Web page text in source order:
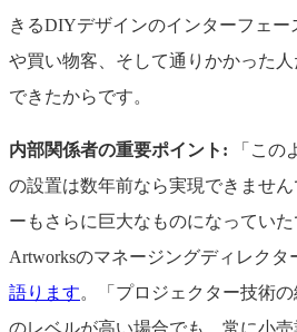
きるDIYデザインのインターフェ
や買い物客、そして通りかかった
できたからです。
内部関係者の重要ポイント:
「この
の設置は数年前なら実現できませ
ーもさらに巨大なものになっていた
Artworksのマネージングディレクタ
語ります。「プロジェクター技術